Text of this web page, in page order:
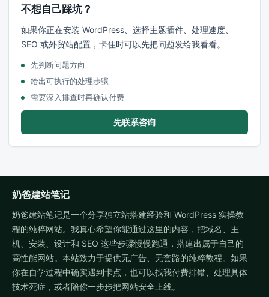
不想自己踩坑？
如果你正在安装 WordPress、选择主题插件、处理速度、
SEO 或外贸站配置，卡住时可以先把问题发给我看看。
先判断问题方向
给出可执行的处理步骤
需要深入排查时再确认付费
先联系咨询
奶爸建站笔记
奶爸建站笔记是一个分享独立站搭建经验和 WordPress 实操教
程的纯粹网站。我真心希望你能通过这里的内容，把域名、主
机、安装、设计和 SEO 这些步骤慢慢跑通，搭建出属于自己的
高性能网站。本站致力于提供无广告、无套路的纯粹教程。如果
你在自学过程中确实遇到卡点，也可以找我付费排错、处理具体
技术死症，或者陪你一步步把网站安全上线。